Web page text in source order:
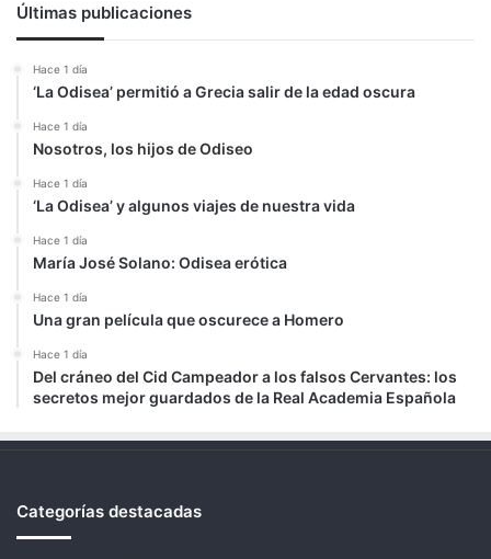
Últimas publicaciones
Hace 1 día
‘La Odisea’ permitió a Grecia salir de la edad oscura
Hace 1 día
Nosotros, los hijos de Odiseo
Hace 1 día
‘La Odisea’ y algunos viajes de nuestra vida
Hace 1 día
María José Solano: Odisea erótica
Hace 1 día
Una gran película que oscurece a Homero
Hace 1 día
Del cráneo del Cid Campeador a los falsos Cervantes: los
secretos mejor guardados de la Real Academia Española
Categorías destacadas